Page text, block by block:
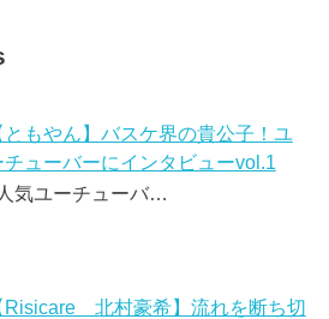
ともやん】バスケ界の貴公子！ユ
チューバーにインタビューvol.1
気ユーチューバ…
Risicare 北村豪希】流れを断ち切